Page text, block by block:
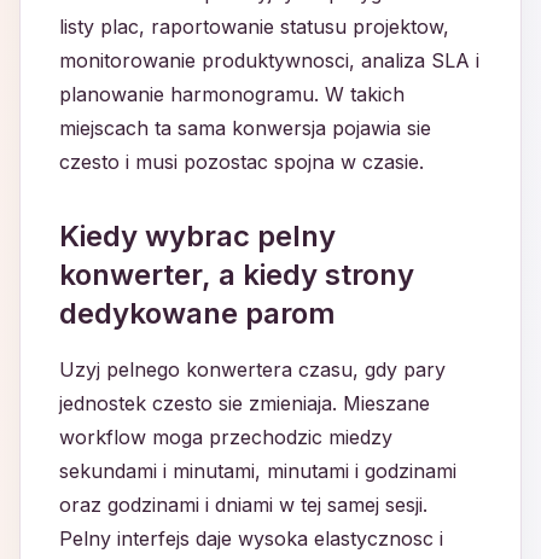
listy plac, raportowanie statusu projektow,
monitorowanie produktywnosci, analiza SLA i
planowanie harmonogramu. W takich
miejscach ta sama konwersja pojawia sie
czesto i musi pozostac spojna w czasie.
Kiedy wybrac pelny
konwerter, a kiedy strony
dedykowane parom
Uzyj pelnego konwertera czasu, gdy pary
jednostek czesto sie zmieniaja. Mieszane
workflow moga przechodzic miedzy
sekundami i minutami, minutami i godzinami
oraz godzinami i dniami w tej samej sesji.
Pelny interfejs daje wysoka elastycznosc i